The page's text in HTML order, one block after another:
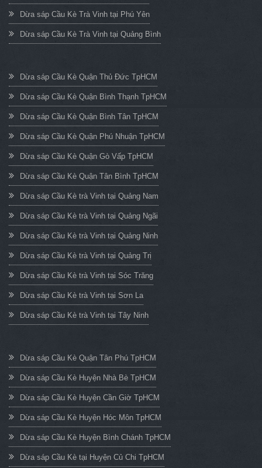
Dừa sáp Cầu Kè Trà Vinh tại Phú Yên
Dừa sáp Cầu Kè Trà Vinh tại Quảng Bình
Dừa sáp Cầu Kè Quận Thủ Đức TpHCM
Dừa sáp Cầu Kè Quận Bình Thạnh TpHCM
Dừa sáp Cầu Kè Quận Bình Tân TpHCM
Dừa sáp Cầu Kè Quận Phú Nhuận TpHCM
Dừa sáp Cầu Kè Quận Gò Vấp TpHCM
Dừa sáp Cầu Kè Quận Tân Bình TpHCM
Dừa sáp Cầu Kè trà Vinh tại Quảng Nam
Dừa sáp Cầu Kè trà Vinh tại Quảng Ngãi
Dừa sáp Cầu Kè trà Vinh tại Quảng Ninh
Dừa sáp Cầu Kè trà Vinh tại Quảng Trị
Dừa sáp Cầu Kè trà Vinh tại Sóc Trăng
Dừa sáp Cầu Kè trà Vinh tại Sơn La
Dừa sáp Cầu Kè trà Vinh tại Tây Ninh
Dừa sáp Cầu Kè Quận Tân Phú TpHCM
Dừa sáp Cầu Kè Huyện Nhà Bè TpHCM
Dừa sáp Cầu Kè Huyện Cần Giờ TpHCM
Dừa sáp Cầu Kè Huyện Hóc Môn TpHCM
Dừa sáp Cầu Kè Huyện Bình Chánh TpHCM
Dừa sáp Cầu Kè tại Huyện Củ Chi TpHCM